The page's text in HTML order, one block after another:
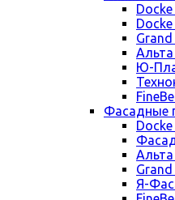
Ю-
Фасадные
Я-